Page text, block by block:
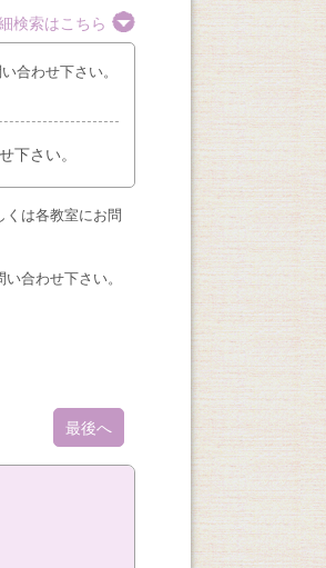
検索はこちら
合わせ下さい。
下さい。
は各教室にお問
合わせ下さい。
最後へ